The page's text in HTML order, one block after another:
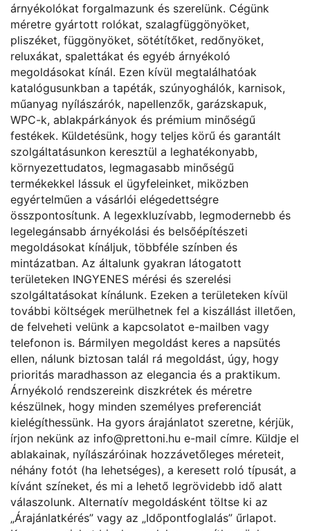
árnyékolókat forgalmazunk és szerelünk. Cégünk
méretre gyártott rolókat, szalagfüggönyöket,
pliszéket, függönyöket, sötétítőket, redőnyöket,
reluxákat, spalettákat és egyéb árnyékoló
megoldásokat kínál. Ezen kívül megtalálhatóak
katalógusunkban a tapéták, szúnyoghálók, karnisok,
műanyag nyílászárók, napellenzők, garázskapuk,
WPC-k, ablakpárkányok és prémium minőségű
festékek. Küldetésünk, hogy teljes körű és garantált
szolgáltatásunkon keresztül a leghatékonyabb,
környezettudatos, legmagasabb minőségű
termékekkel lássuk el ügyfeleinket, miközben
egyértelműen a vásárlói elégedettségre
összpontosítunk. A legexkluzívabb, legmodernebb és
legelegánsabb árnyékolási és belsőépítészeti
megoldásokat kínáljuk, többféle színben és
mintázatban. Az általunk gyakran látogatott
területeken INGYENES mérési és szerelési
szolgáltatásokat kínálunk. Ezeken a területeken kívül
további költségek merülhetnek fel a kiszállást illetően,
de felveheti velünk a kapcsolatot e-mailben vagy
telefonon is. Bármilyen megoldást keres a napsütés
ellen, nálunk biztosan talál rá megoldást, úgy, hogy
prioritás maradhasson az elegancia és a praktikum.
Árnyékoló rendszereink diszkrétek és méretre
készülnek, hogy minden személyes preferenciát
kielégíthessünk. Ha gyors árajánlatot szeretne, kérjük,
írjon nekünk az info@prettoni.hu e-mail címre. Küldje el
ablakainak, nyílászáróinak hozzávetőleges méreteit,
néhány fotót (ha lehetséges), a keresett roló típusát, a
kívánt színeket, és mi a lehető legrövidebb idő alatt
válaszolunk. Alternatív megoldásként töltse ki az
„Árajánlatkérés” vagy az „Időpontfoglalás” űrlapot.